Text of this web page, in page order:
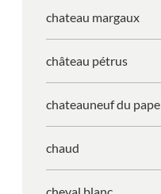
chateau margaux
château pétrus
chateauneuf du pape
chaud